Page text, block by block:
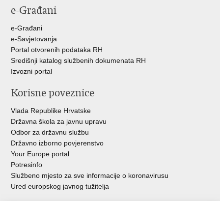
FacebookuTwitteru
e-Građani
e-Građani
e-Savjetovanja
Portal otvorenih podataka RH
Središnji katalog službenih dokumenata RH
Izvozni portal
Korisne poveznice
Vlada Republike Hrvatske
Državna škola za javnu upravu
Odbor za državnu službu
Državno izborno povjerenstvo
Your Europe portal
Potresinfo
Službeno mjesto za sve informacije o koronavirusu
Ured europskog javnog tužitelja